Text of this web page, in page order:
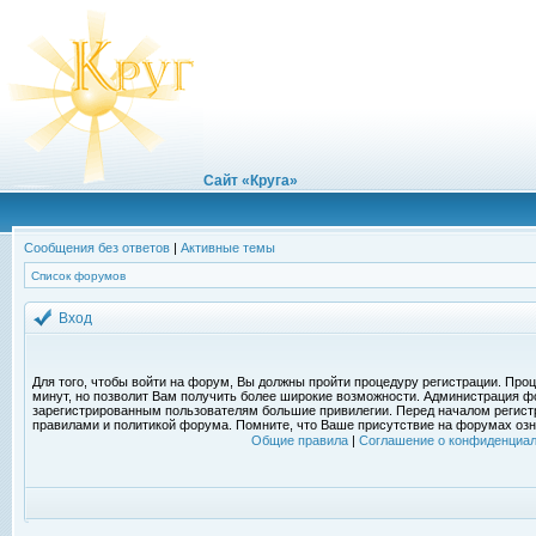
Сайт «Круга»
Сообщения без ответов | Активные темы
Список форумов
Вход
Для того, чтобы войти на форум, Вы должны пройти процедуру регистрации.
минут, но позволит Вам получить более широкие возможности. Администрация
зарегистрированным пользователям большие привилегии. Перед началом
правилами и политикой форума. Помните, что Ваше присутствие на форумах
Общие правила| Соглашение о